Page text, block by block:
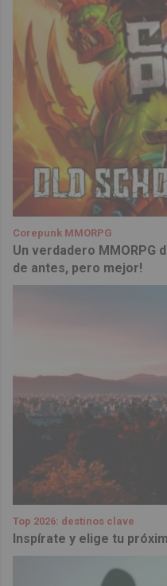
Corepunk MMORPG
Un verdadero MMORPG
de antes, pero mejor!
Top 2026: destinos clave
Inspírate y elige tu